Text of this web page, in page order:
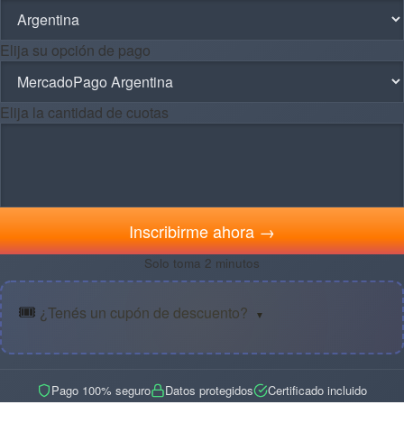
Elija su opción de pago
Elija la cantidad de cuotas
Inscribirme ahora →
Solo toma 2 minutos
🎟️ ¿Tenés un cupón de descuento? ▼
Pago 100% seguro Datos protegidos Certificado incluido